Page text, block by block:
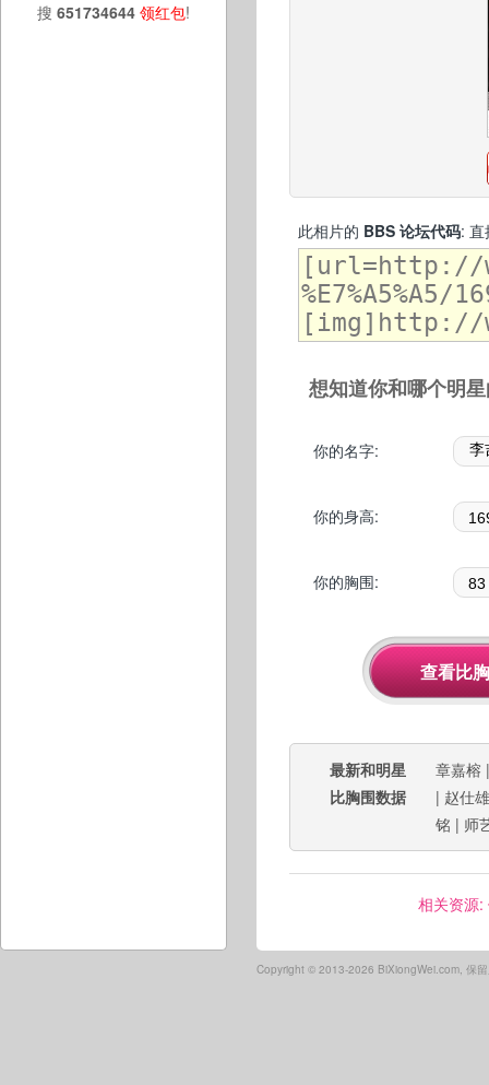
搜 651734644 领红包!
此相片的 BBS 论坛代码: 直
想知道你和哪个明
你的名字:
你的身高:
你的胸围:
最新和明星
比胸围数据
章嘉榕
| 赵仕雄
铭 | 师
相关资源:
Copyright © 2013-2026 BiXiongWei.com, 保